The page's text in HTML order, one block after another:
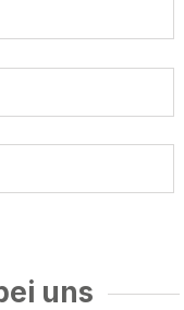
uns